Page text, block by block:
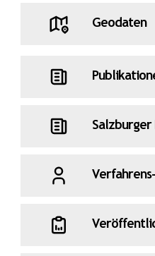
Geodaten
Salzburger